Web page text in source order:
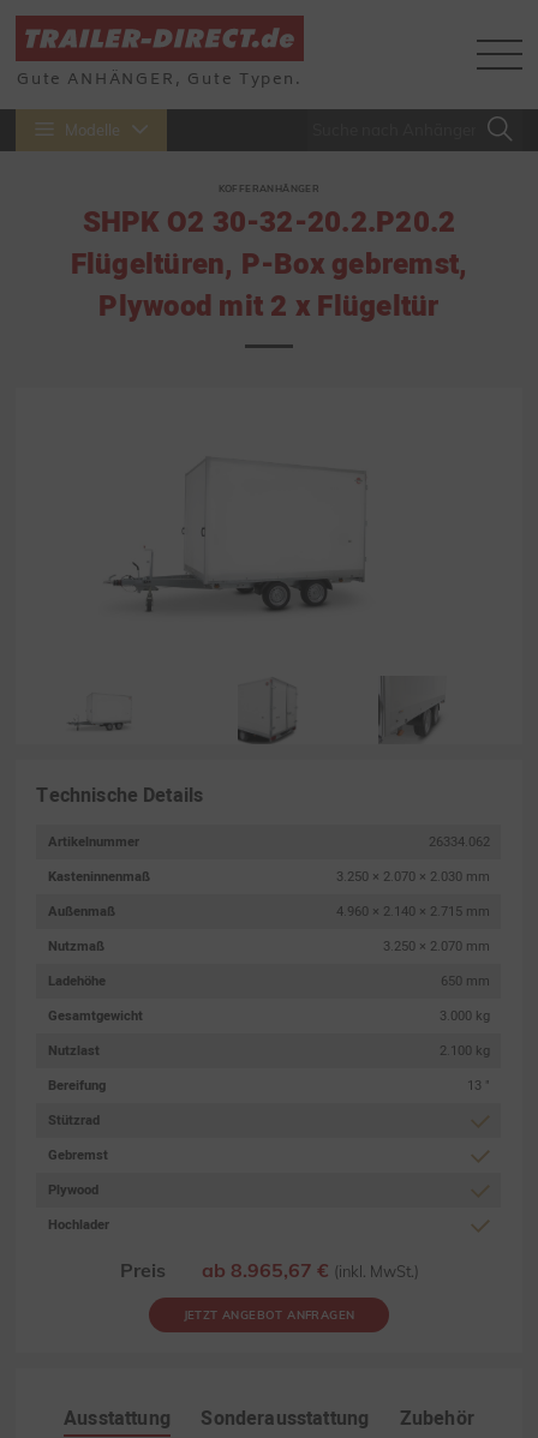
Gute ANHÄNGER, Gute Typen.
Modelle
KOFFERANHÄNGER
SHPK O2 30-32-20.2.P20.2
Flügeltüren, P-Box gebremst,
Plywood mit 2 x Flügeltür
Technische Details
Artikelnummer
26334.062
Kasteninnenmaß
3.250 × 2.070 × 2.030 mm
Außenmaß
4.960 × 2.140 × 2.715 mm
Nutzmaß
3.250 × 2.070 mm
Ladehöhe
650 mm
Gesamtgewicht
3.000 kg
Nutzlast
2.100 kg
Bereifung
13 "
Stützrad
Gebremst
Plywood
Hochlader
Preis ab 8.965,67 € (inkl. MwSt.)
JETZT ANGEBOT ANFRAGEN
Ausstattung Sonderausstattung Zubehör